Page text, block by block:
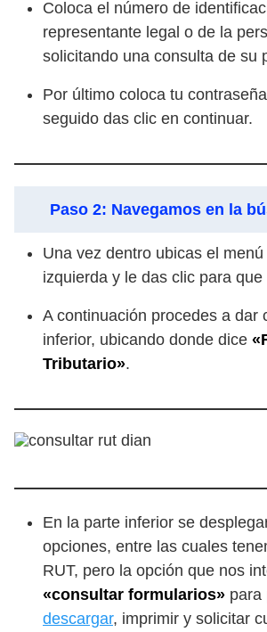
Coloca el número de
representante legal o de la
solicitando una consulta de su
Por último coloca tu
seguido das clic en continuar.
Paso 2: Navegamos en la
Una vez dentro ubicas el
izquierda y le das clic para
A continuación procedes a dar
inferior, ubicando donde dice
Tributario».
En la parte inferior se
opciones, entre las cuales
RUT, pero la opción que nos
«consultar formularios» para
descargar, imprimir y solicitar